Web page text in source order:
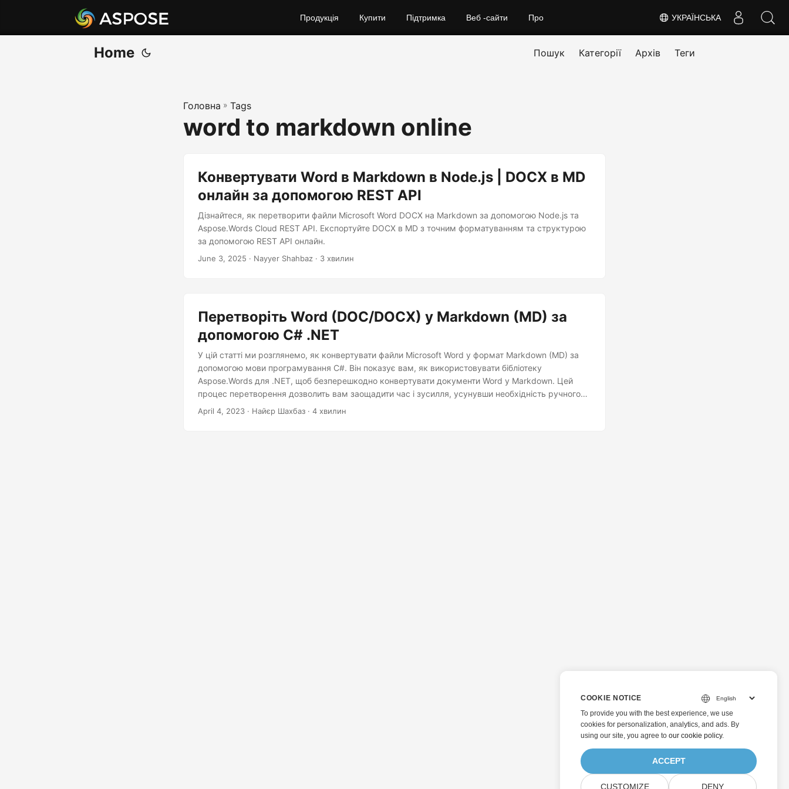
УКРАЇНСЬКА
Продукція Купити Підтримка Веб -сайти Про
Home Пошук Категорії Архів Теги
Головна » Tags
word to markdown online
Конвертувати Word в Markdown в Node.js | DOCX в MD
онлайн за допомогою REST API
Дізнайтеся, як перетворити файли Microsoft Word DOCX на Markdown за допомогою Node.js та
Aspose.Words Cloud REST API. Експортуйте DOCX в MD з точним форматуванням та структурою
за допомогою REST API онлайн.
June 3, 2025 · Nayyer Shahbaz · 3 хвилин
Перетворіть Word (DOC/DOCX) у Markdown (MD) за
допомогою C# .NET
У цій статті ми розглянемо, як конвертувати файли Microsoft Word у формат Markdown (MD) за
допомогою мови програмування C#. Він показує вам, як використовувати бібліотеку
Aspose.Words для .NET, щоб безперешкодно конвертувати документи Word у Markdown. Цей
процес перетворення дозволить вам заощадити час і зусилля, усунувши необхідність ручного
форматування та копіювання вмісту, і дозволить вам ефективно публікувати документи Word в
April 4, 2023 · Найєр Шахбаз · 4 хвилин
COOKIE NOTICE
To provide you with the best experience, we use
cookies for personalization, analytics, and ads. By
using our site, you agree to our cookie policy.
ACCEPT
CUSTOMIZE DENY